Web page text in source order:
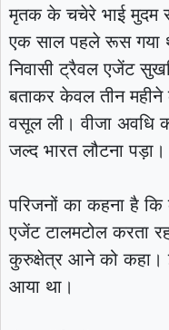
मृतक के चचेरे भाई मुदम
एक साल पहले रूस गया
निवासी ट्रैवल एजेंट
बताकर केवल तीन महीने
वसूल ली। वीजा अवधि
जल्द भारत लौटना पड़ा।
परिजनों का कहना है
एजेंट टालमटोल करता
कुरुक्षेत्र आने को कहा।
आया था।